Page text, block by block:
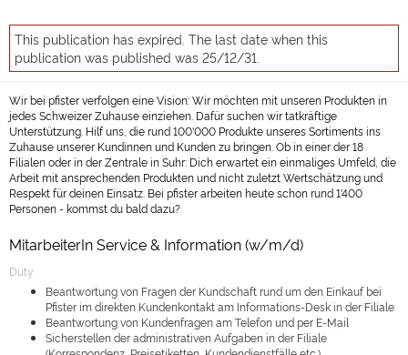
This publication has expired. The last date when this
publication was published was 25/12/31.
Wir bei pfister verfolgen eine Vision: Wir möchten mit unseren Produkten in
jedes Schweizer Zuhause einziehen. Dafür suchen wir tatkräftige
Unterstützung. Hilf uns, die rund 100'000 Produkte unseres Sortiments ins
Zuhause unserer Kundinnen und Kunden zu bringen. Ob in einer der 18
Filialen oder in der Zentrale in Suhr: Dich erwartet ein einmaliges Umfeld, die
Arbeit mit ansprechenden Produkten und nicht zuletzt Wertschätzung und
Respekt für deinen Einsatz. Bei pfister arbeiten heute schon rund 1'400
Personen - kommst du bald dazu?
MitarbeiterIn Service & Information (w/m/d)
Duty
Beantwortung von Fragen der Kundschaft rund um den Einkauf bei
Pfister im direkten Kundenkontakt am Informations-Desk in der Filiale
Beantwortung von Kundenfragen am Telefon und per E-Mail
Sicherstellen der administrativen Aufgaben in der Filiale